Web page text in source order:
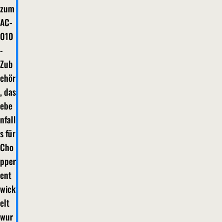
zum
AC-
010
-
Zub
ehör
, das
ebe
nfall
s für
Cho
pper
ent
wick
elt
wur